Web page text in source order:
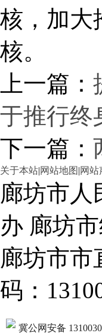
核，加大
核。
上一篇：
于推行
下一篇：
关于本站|网站地图 |网站
廊坊市人
办 廊坊
廊坊市
码：
冀公网安备